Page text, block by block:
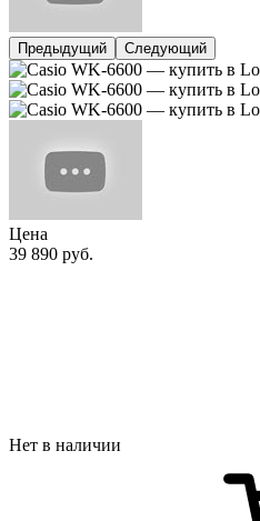
Предыдущий Следующий
Цена
39 890 руб.
Нет в наличии